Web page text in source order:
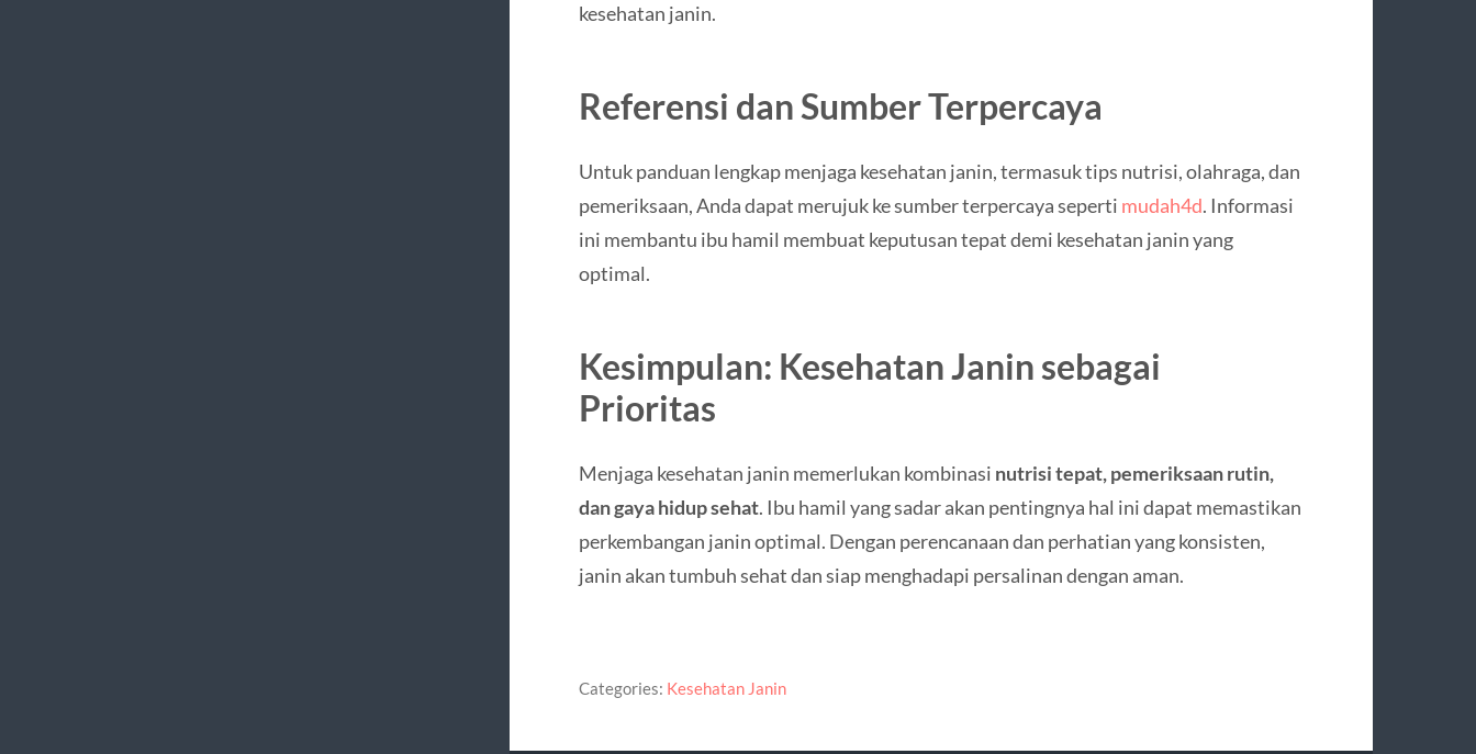
kesehatan janin.
Referensi dan Sumber Terpercaya
Untuk panduan lengkap menjaga kesehatan janin, termasuk tips nutrisi, olahraga, dan
pemeriksaan, Anda dapat merujuk ke sumber terpercaya seperti mudah4d. Informasi
ini membantu ibu hamil membuat keputusan tepat demi kesehatan janin yang
optimal.
Kesimpulan: Kesehatan Janin sebagai
Prioritas
Menjaga kesehatan janin memerlukan kombinasi nutrisi tepat, pemeriksaan rutin,
dan gaya hidup sehat. Ibu hamil yang sadar akan pentingnya hal ini dapat memastikan
perkembangan janin optimal. Dengan perencanaan dan perhatian yang konsisten,
janin akan tumbuh sehat dan siap menghadapi persalinan dengan aman.
Categories: Kesehatan Janin